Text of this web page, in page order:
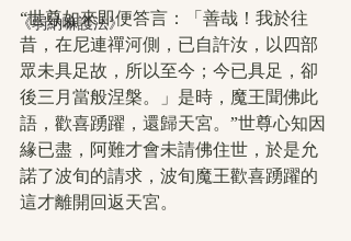
《弱納嘛護法》
“世尊如來即便答言：「善哉！我於往
昔，在尼連禪河側，已自許汝，以四部
眾未具足故，所以至今；今已具足，卻
後三月當般涅槃。」是時，魔王聞佛此
語，歡喜踴躍，還歸天宮。”世尊心知因
緣已盡，阿難才會未請佛住世，於是允
諾了波旬的請求，波旬魔王歡喜踴躍的
這才離開回返天宮。